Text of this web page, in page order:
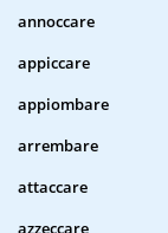
annoccare
appiccare
appiombare
arrembare
attaccare
azzeccare